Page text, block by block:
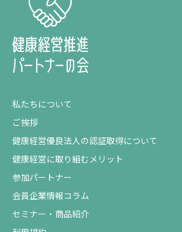
私たちについて
ご挨拶
健康経営優良法人の認証取得について
健康経営に取り組むメリット
参加パートナー
会員企業情報コラム
セミナー・商品紹介